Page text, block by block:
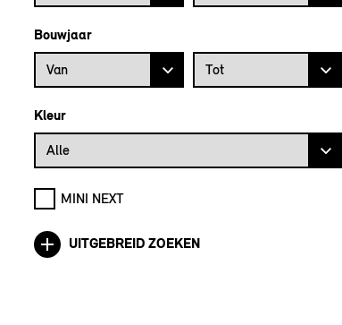
Bouwjaar
Bouwjaar vanaf
Van Bouwjaar tot
Tot
Kleur
Alle
MINI NEXT
UITGEBREID ZOEKEN